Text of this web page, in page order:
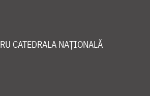
CATEDRALA NAȚIONALĂ